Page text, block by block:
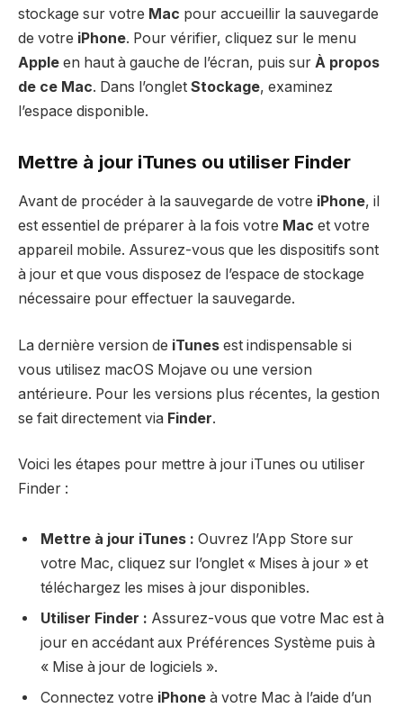
stockage sur votre Mac pour accueillir la sauvegarde
de votre iPhone. Pour vérifier, cliquez sur le menu
Apple en haut à gauche de l’écran, puis sur À propos
de ce Mac. Dans l’onglet Stockage, examinez
l’espace disponible.
Mettre à jour iTunes ou utiliser Finder
Avant de procéder à la sauvegarde de votre iPhone, il
est essentiel de préparer à la fois votre Mac et votre
appareil mobile. Assurez-vous que les dispositifs sont
à jour et que vous disposez de l’espace de stockage
nécessaire pour effectuer la sauvegarde.
La dernière version de iTunes est indispensable si
vous utilisez macOS Mojave ou une version
antérieure. Pour les versions plus récentes, la gestion
se fait directement via Finder.
Voici les étapes pour mettre à jour iTunes ou utiliser
Finder :
Mettre à jour iTunes : Ouvrez l’App Store sur
votre Mac, cliquez sur l’onglet « Mises à jour » et
téléchargez les mises à jour disponibles.
Utiliser Finder : Assurez-vous que votre Mac est à
jour en accédant aux Préférences Système puis à
« Mise à jour de logiciels ».
Connectez votre iPhone à votre Mac à l’aide d’un